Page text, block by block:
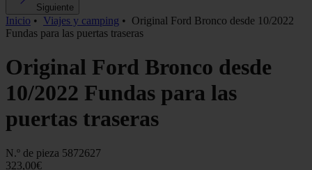
Siguiente
Inicio • Viajes y camping • Original Ford Bronco desde 10/2022
Fundas para las puertas traseras
Original Ford Bronco desde
10/2022 Fundas para las
puertas traseras
N.º de pieza 5872627
323,00€